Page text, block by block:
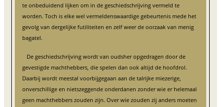
te onbeduidend lijken om in de geschiedschrijving vermeld te
worden. Toch is elke wel vermeldenswaardige gebeurtenis mede het
gevolg van dergelijke futiliteiten en zelf weer de oorzaak van menig
bagatel.
De geschiedschrijving wordt van oudsher opgedragen door de
gevestigde machthebbers, die spelen dan ook altijd de hoofdrol.
Daarbij wordt meestal voorbijgegaan aan de talrijke miezerige,
onverschillige en nietszeggende onderdanen zonder wie er helemaal
geen machthebbers zouden zijn. Over wie zouden zij anders moeten